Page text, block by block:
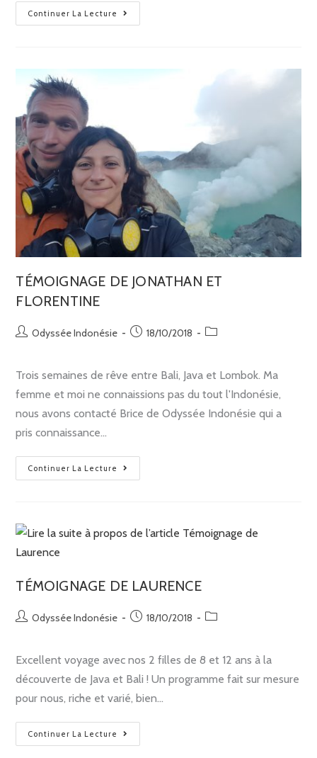
Continuer La Lecture
TÉMOIGNAGE DE JONATHAN ET
FLORENTINE
Odyssée Indonésie 18/10/2018
Trois semaines de rêve entre Bali, Java et Lombok. Ma
femme et moi ne connaissions pas du tout l'Indonésie,
nous avons contacté Brice de Odyssée Indonésie qui a
pris connaissance…
Continuer La Lecture
TÉMOIGNAGE DE LAURENCE
Odyssée Indonésie 18/10/2018
Excellent voyage avec nos 2 filles de 8 et 12 ans à la
découverte de Java et Bali ! Un programme fait sur mesure
pour nous, riche et varié, bien…
Continuer La Lecture